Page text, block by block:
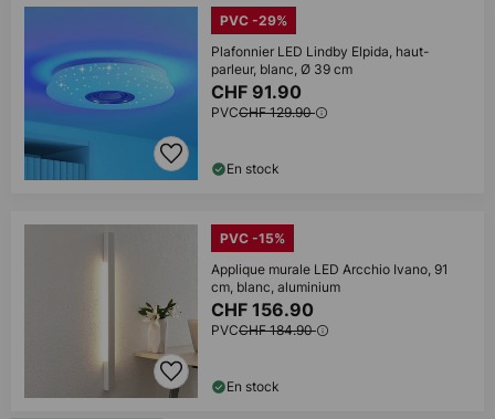
PVC -29%
Plafonnier LED Lindby Elpida, haut-
parleur, blanc, Ø 39 cm
CHF 91.90
PVCCHF 129.90
En stock
PVC -15%
Applique murale LED Arcchio Ivano, 91
cm, blanc, aluminium
CHF 156.90
PVCCHF 184.90
En stock